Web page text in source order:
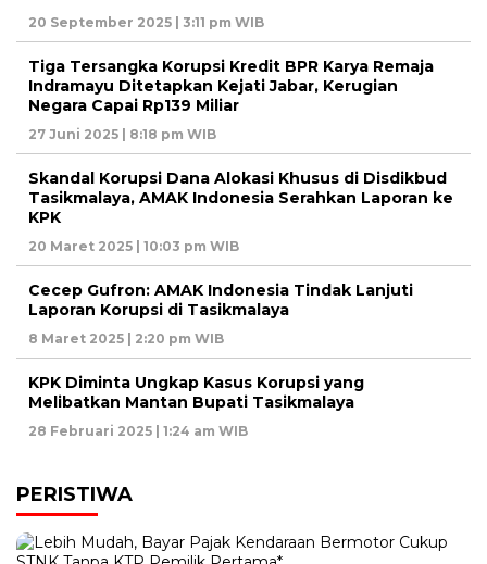
20 September 2025 | 3:11 pm WIB
Tiga Tersangka Korupsi Kredit BPR Karya Remaja
Indramayu Ditetapkan Kejati Jabar, Kerugian
Negara Capai Rp139 Miliar
27 Juni 2025 | 8:18 pm WIB
Skandal Korupsi Dana Alokasi Khusus di Disdikbud
Tasikmalaya, AMAK Indonesia Serahkan Laporan ke
KPK
20 Maret 2025 | 10:03 pm WIB
Cecep Gufron: AMAK Indonesia Tindak Lanjuti
Laporan Korupsi di Tasikmalaya
8 Maret 2025 | 2:20 pm WIB
KPK Diminta Ungkap Kasus Korupsi yang
Melibatkan Mantan Bupati Tasikmalaya
28 Februari 2025 | 1:24 am WIB
PERISTIWA